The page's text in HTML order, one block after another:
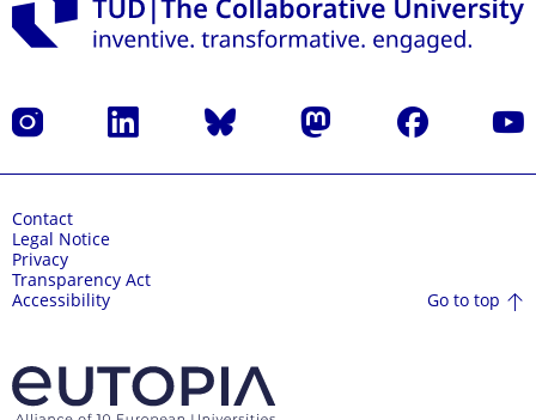
Instagram LinkedIn Bluesky Mastodon Facebook
Contact
Legal Notice
Privacy
Transparency Act
Accessibility
Go to top